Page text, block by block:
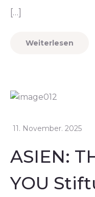
[…]
Weiterlesen
11. November. 2025
ASIEN:
YOU